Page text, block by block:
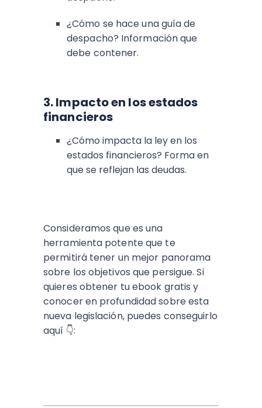
¿Cómo se hace una guía de
despacho? Información que
debe contener.
3. Impacto en los estados
financieros
¿Cómo impacta la ley en los
estados financieros? Forma en
que se reflejan las deudas.
Consideramos que es una
herramienta potente que te
permitirá tener un mejor panorama
sobre los objetivos que persigue. Si
quieres obtener tu ebook gratis y
conocer en profundidad sobre esta
nueva legislación, puedes conseguirlo
aquí 👇: